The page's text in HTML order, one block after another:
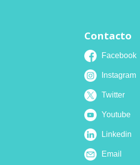
Contacto
Facebook
Instagram
Twitter
Youtube
Linkedin
Email